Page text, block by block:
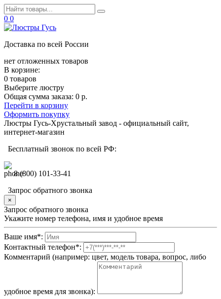
0 0
Доставка по всей России
нет отложенных товаров
В корзине:
0 товаров
Выберите люстру
Общая сумма заказа: 0 р.
Перейти в корзину
Оформить покупку
Люстры Гусь-Хрустальный завод - официальный сайт,
интернет-магазин
Бесплатный звонок по всей РФ:
8 (800) 101-33-41
Запрос обратного звонка
×
Запрос обратного звонка
Укажите номер телефона, имя и удобное время
Ваше имя*:
Контактный телефон*:
Комментарий (например: цвет, модель товара, вопрос, либо
удобное время для звонка):